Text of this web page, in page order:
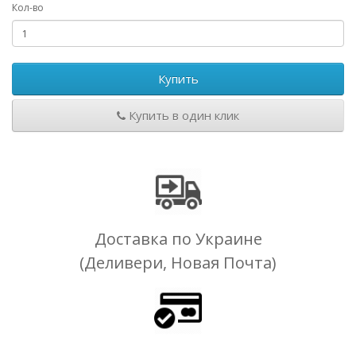
Кол-во
Купить
Купить в один клик
Доставка по Украине
(Деливери, Новая Почта)